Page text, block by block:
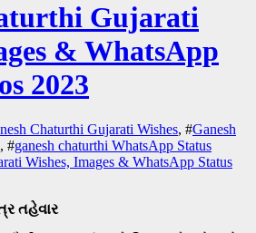
Gujarati
& WhatsApp
2023
Chaturthi Gujarati Wishes, #Ganesh
, #ganesh chaturthi WhatsApp Status
તહેવાર